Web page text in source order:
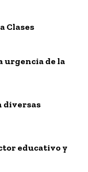
Clases
urgencia de la
diversas
educativo y